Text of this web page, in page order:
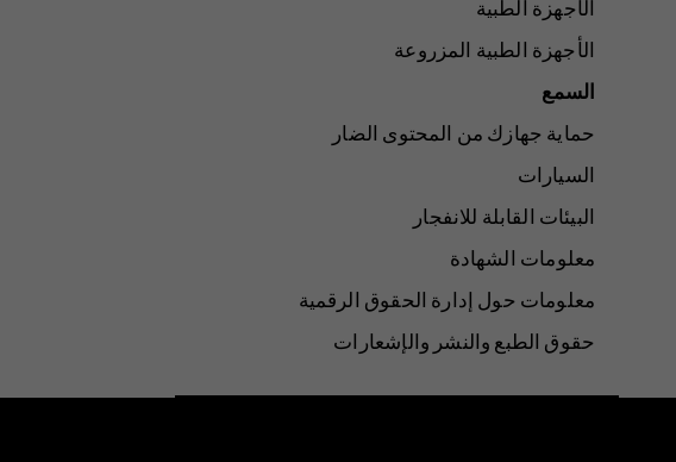
الأجهزة الطبية
الأجهزة الطبية المزروعة
السمع
حماية جهازك من المحتوى الضار
السيارات
البيئات القابلة للانفجار
معلومات الشهادة
معلومات حول إدارة الحقوق الرقمية
حقوق الطبع والنشر والإشعارات